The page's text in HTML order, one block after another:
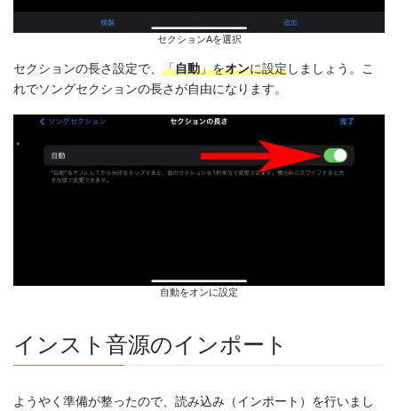
セクションAを選択
セクションの長さ設定で、 「自動」をオンに設定しましょう。こ
れでソングセクションの長さが自由になります。
自動をオンに設定
インスト音源のインポート
ようやく準備が整ったので、読み込み（インポート）を行いまし